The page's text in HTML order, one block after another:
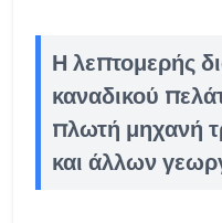
Η λεπτομερής
καναδικού
πλωτή μηχανή
και άλλων